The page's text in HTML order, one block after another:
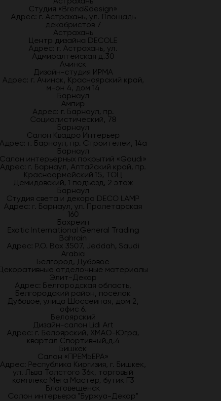
Студия «Brend&design»
Адрес: г. Астрахань, ул. Площадь
декабристов 7
Астрахань
Центр дизайна DECOLE
Адрес: г. Астрахань, ул.
Адмиралтейская д.30
Ачинск
Дизайн-студия ИРМА
Адрес: г. Ачинск, Красноярский край,
м-он 4, дом 14
Барнаул
Ампир
Адрес: г. Барнаул, пр.
Социалистический, 78
Барнаул
Салон Квадро Интерьер
г. Барнаул, пр. Строителей, 14а
Барнаул
Салон интерьерных покрытий «Gaudi»
Адрес: г. Барнаул, Алтайский край, пр.
Красноармейский 15, ТОЦ
Демидовский, 1 подъезд, 2 этаж
Барнаул
Студия света и декора DECO LAMP
Адрес: г. Барнаул, ул. Пролетарская
160
Бахрейн
Exotic International General Trading
Bahrain
Адрес: P.O. Box 3507, Jeddah, Saudi
Arabia
Белгород, Дубовое
отделочные материалы
Элит-Декор
Адрес: Белгородская область,
Белгородский район, посёлок
Дубовое, улица Шоссейная, дом 2,
офис 6.
Белоярский
Дизайн-салон Lidi Art
Адрес: г. Белоярский, ХМАО-Югра,
квартал Спортивный,д.4
Бишкек
Салон «ПРЕМЬЕРА»
Адрес: Республика Киргизия, г. Бишкек,
ул. Льва Толстого 36к, торговый
комплекс Мега Мастер, бутик Г3
Благовещенск
Салон интерьера "Буржуа-Декор"